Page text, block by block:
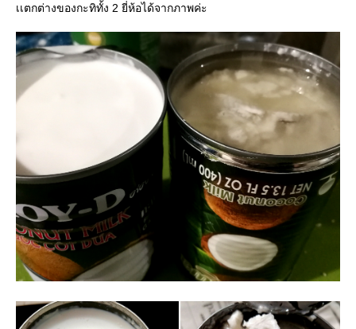
เเตกต่างของกะทิทั้ง 2 ยี่ห้อได้จากภาพค่ะ